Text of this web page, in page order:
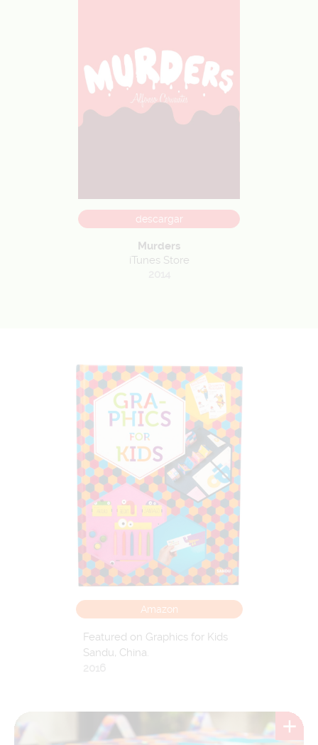
descargar
Murders
iTunes Store
Amazon
Featured on Graphics for Kids
Sandu, China.